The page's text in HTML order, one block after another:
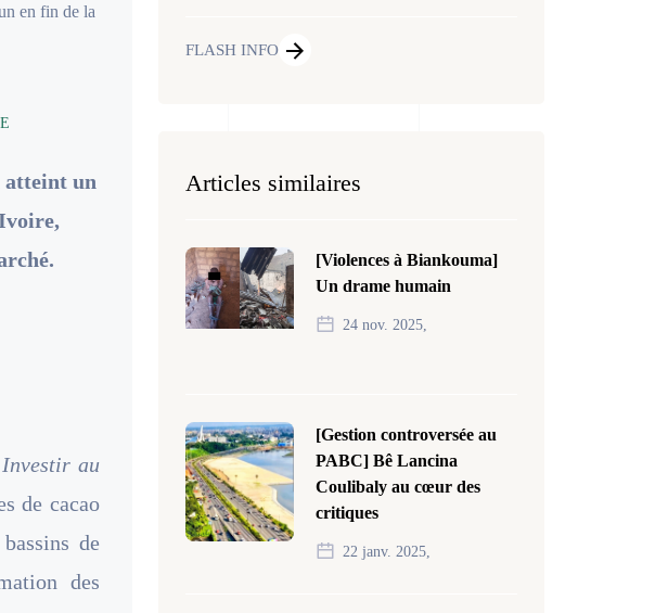
en fin de la
atteint un
Investir au
de cacao
de
des
FLASH INFO
Articles similaires
[Violences à Biankouma]
Un drame humain
24 nov. 2025,
[Gestion controversée au
PABC] Bê Lancina
Coulibaly au cœur des
critiques
22 janv. 2025,